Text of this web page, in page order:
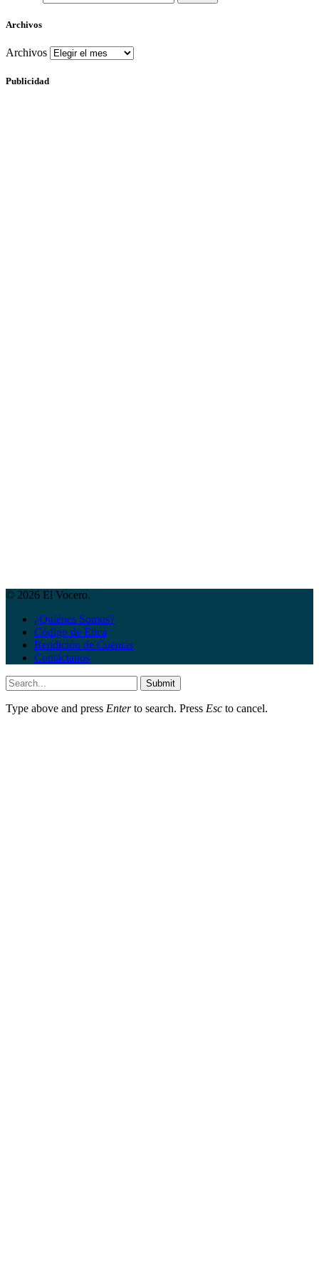
Archivos
Archivos
Publicidad
© 2026 El Vocero.
¿Quiénes Somos?
Código de Ética
Rendición de Cuentas
Contáctanos
Submit
Type above and press Enterto search. Press Esc to cancel.